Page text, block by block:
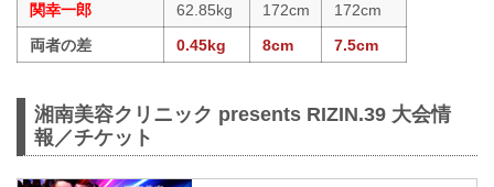
関幸一郎
62.85kg 172cm
172cm
両者の差
0.45kg 8cm 7.5cm
湘南美容クリニック presents RIZIN.39 大会情
報／チケット